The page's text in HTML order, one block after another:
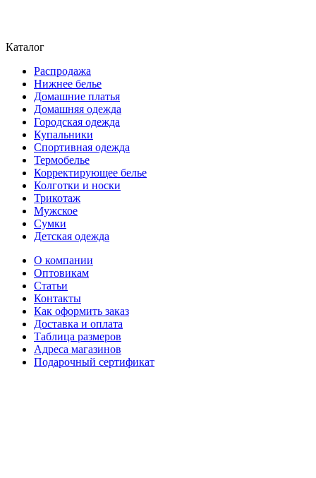
Каталог
Распродажа
Нижнее белье
Домашние платья
Домашняя одежда
Городская одежда
Купальники
Спортивная одежда
Термобелье
Корректирующее белье
Колготки и носки
Трикотаж
Мужское
Сумки
Детская одежда
О компании
Оптовикам
Статьи
Контакты
Как оформить заказ
Доставка и оплата
Таблица размеров
Адреса магазинов
Подарочный сертификат